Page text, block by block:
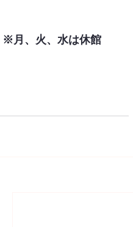
※月、火、水は休館